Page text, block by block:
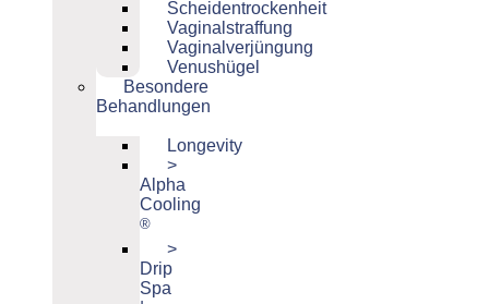
Scheidentrockenheit
Vaginalstraffung
Vaginalverjüngung
Venushügel
Besondere
Behandlungen
Longevity
>
Alpha
Cooling
®
>
Drip
Spa